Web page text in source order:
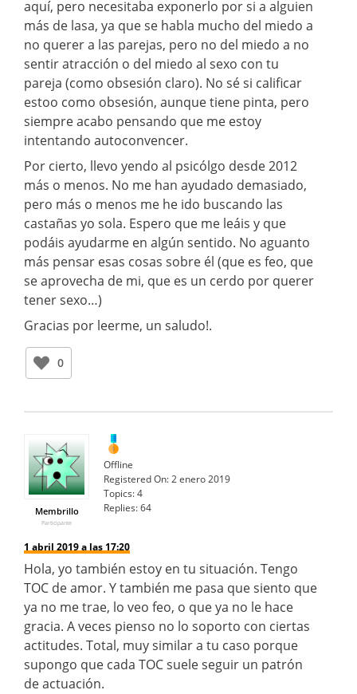
aquí, pero necesitaba exponerlo por si a alguien
más de lasa, ya que se habla mucho del miedo a
no querer a las parejas, pero no del miedo a no
sentir atracción o del miedo al sexo con tu
pareja (como obsesión claro). No sé si calificar
estoo como obsesión, aunque tiene pinta, pero
siempre acabo pensando que me estoy
intentando autoconvencer.
Por cierto, llevo yendo al psicólgo desde 2012
más o menos. No me han ayudado demasiado,
pero más o menos me he ido buscando las
castañas yo sola. Espero que me leáis y que
podáis ayudarme en algún sentido. No aguanto
más pensar esas cosas sobre él (que es feo, que
se aprovecha de mi, que es un cerdo por querer
tener sexo…)
Gracias por leerme, un saludo!.
0
Membrillo
Participante
Offline
Registered On:2 enero 2019
Topics:4
Replies:64
1 abril 2019 a las 17:20
Hola, yo también estoy en tu situación. Tengo
TOC de amor. Y también me pasa que siento que
ya no me trae, lo veo feo, o que ya no le hace
gracia. A veces pienso no lo soporto con ciertas
actitudes. Total, muy similar a tu caso porque
supongo que cada TOC suele seguir un patrón
de actuación.